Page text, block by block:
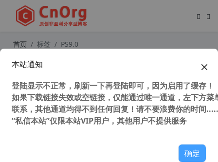
首页 标签 PS9.0
PS CS2(Adobe photoshop cs2) v9.0
本站通知
登陆显示不正常，刷新一下再登陆即可，因为启用了缓存！
如果下载链接失效或空链接，仅能通过唯一通道，左下方菜
联系，其他通道均得不到任何回复！请不要浪费你的时间
“私信本站”仅限本站VIP用户，其他用户不提供服务
确定